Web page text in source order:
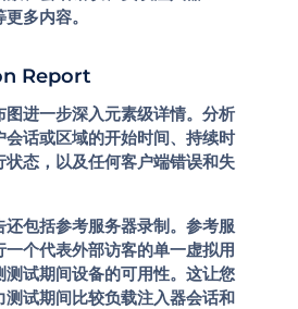
多内容。
Report
图进一步深入元素级详情。分析
会话或区域的开始时间、持续时
状态，以及任何客户端错误和失
还包括参考服务器录制。参考服
一个代表外部访客的单一虚拟用
测试期间设备的可用性。这让您
测试期间比较负载注入器会话和